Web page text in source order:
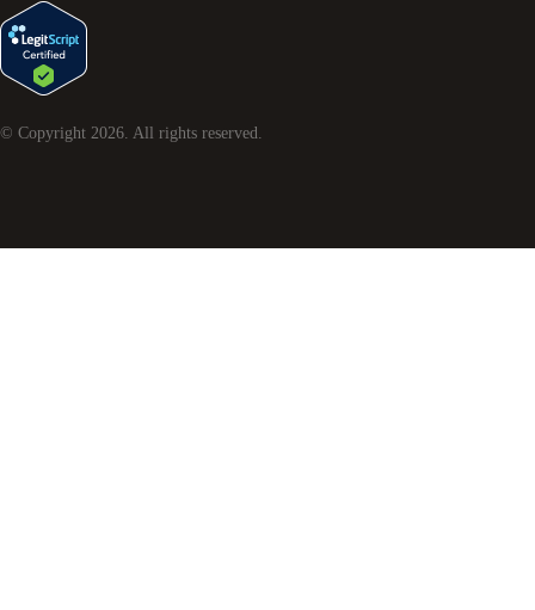
© Copyright 2026 . All rights reserved.